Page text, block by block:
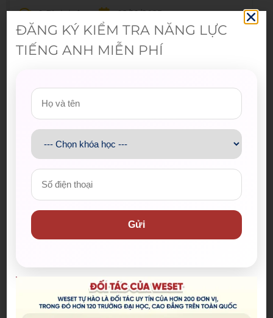
(Báo Tuổi Trẻ) trong chương trình học bổng “Vì
tương lai Việt Nam”.
0 Bình luận 02/10/2025
QUỸ KHUYẾN HỌC WESET ĐỒNG HÀNH TRAO
HỌC BỔNG “VÌ TƯƠNG LAI VIỆT NAM” TẠI
Tại Trường Tiểu học Trần Văn Danh, Quỹ Khuyến
học WESET đã trao 5 suất học bổng cho học sinh
ĐĂNG KÝ KIỂM TRA NĂNG LỰC
TIẾNG ANH MIỄN PHÍ
Gửi